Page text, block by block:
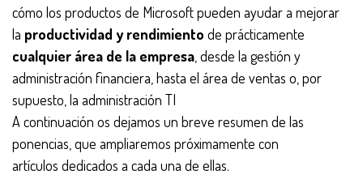
cómo los productos de Microsoft pueden ayudar a mejorar
la productividad y rendimiento de prácticamente
cualquier área de la empresa , desde la gestión y
administración financiera, hasta el área de ventas o, por
supuesto, la administración TI
A continuación os dejamos un breve resumen de las
ponencias, que ampliaremos próximamente con
artículos dedicados a cada una de ellas.